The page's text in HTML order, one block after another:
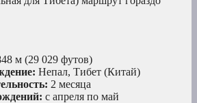
м (29 029 футов)
Непал, Тибет (Китай)
2 месяца
с апреля по май